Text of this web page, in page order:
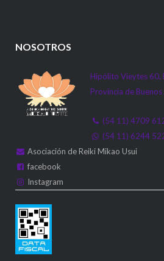
NOSOTROS
Hipólito Vieytes 60,
Provincia de
(54 11) 4709
(54 11) 6244
Asociación de Reiki Mikao Usui
facebook
Instagram